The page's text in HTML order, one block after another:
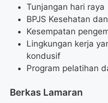
Tunjangan hari raya
BPJS Kesehatan
Kesempatan
Lingkungan kerja
kondusif
Program pelatihan
Berkas Lamaran